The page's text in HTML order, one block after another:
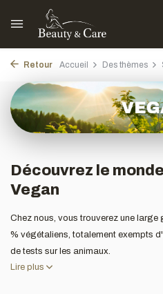
Retour Accueil Des thèmes
Découvrez le
Vegan
Chez nous, vous trouverez une
% végétaliens, totalement exempts
de tests sur les animaux.
Lire plus